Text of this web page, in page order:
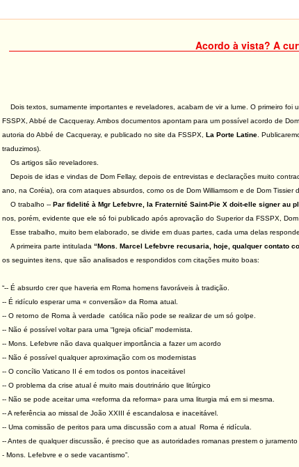
Acordo à vista? A
Dois textos, sumamente importantes e reveladores, acabam de vir a lume. O primeiro
FSSPX, Abbé de Cacqueray. Ambos documentos apontam para um possível acordo de
autoria do Abbé de Cacqueray, e publicado no site da FSSPX, La Porte Latine .
traduzimos).
Os artigos são reveladores.
Depois de idas e vindas de Dom Fellay, depois de entrevistas e declarações muito
ano, na Coréia), ora com ataques absurdos, como os de Dom Williamsom e de Dom
O trabalho -- Par fidelité à Mgr Lefebvre, la Fraternité Saint-Pie X doit-elle signer au
nos, porém, evidente que ele só foi publicado após aprovação do Superior da FSSPX, Dom
Esse trabalho, muito bem elaborado, se divide em duas partes, cada uma delas
A primeira parte intitulada “Mons. Marcel Lefebvre recusaria, hoje, qualquer contato
os seguintes itens, que são analisados e respondidos com citações muito boas:
“-- É absurdo crer que haveria em Roma homens favoráveis à tradição.
-- É ridículo esperar uma « conversão» da Roma atual.
-- O retorno de Roma à verdade católica não pode se realizar de um só golpe.
-- Não é possível voltar para uma “Igreja oficial” modernista.
-- Mons. Lefebvre não dava qualquer importância a fazer um acordo
-- Não é possível qualquer aproximação com os modernistas
-- O concílio Vaticano II é em todos os pontos inaceitável
-- O problema da crise atual é muito mais doutrinário que litúrgico
-- Não se pode aceitar uma «reforma da reforma» para uma liturgia má em si mesma.
-- A referência ao missal de João XXIII é escandalosa e inaceitável.
-- Uma comissão de peritos para uma discussão com a atual Roma é ridícula.
-- Antes de qualquer discussão, é preciso que as autoridades romanas prestem o
- Mons. Lefebvre e o sede vacantismo”.